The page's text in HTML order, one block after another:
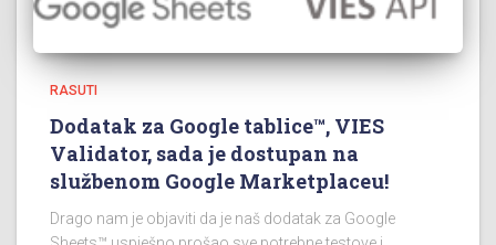
RASUTI
Dodatak za Google tablice™, VIES
Validator, sada je dostupan na
službenom Google Marketplaceu!
Drago nam je objaviti da je naš dodatak za Google